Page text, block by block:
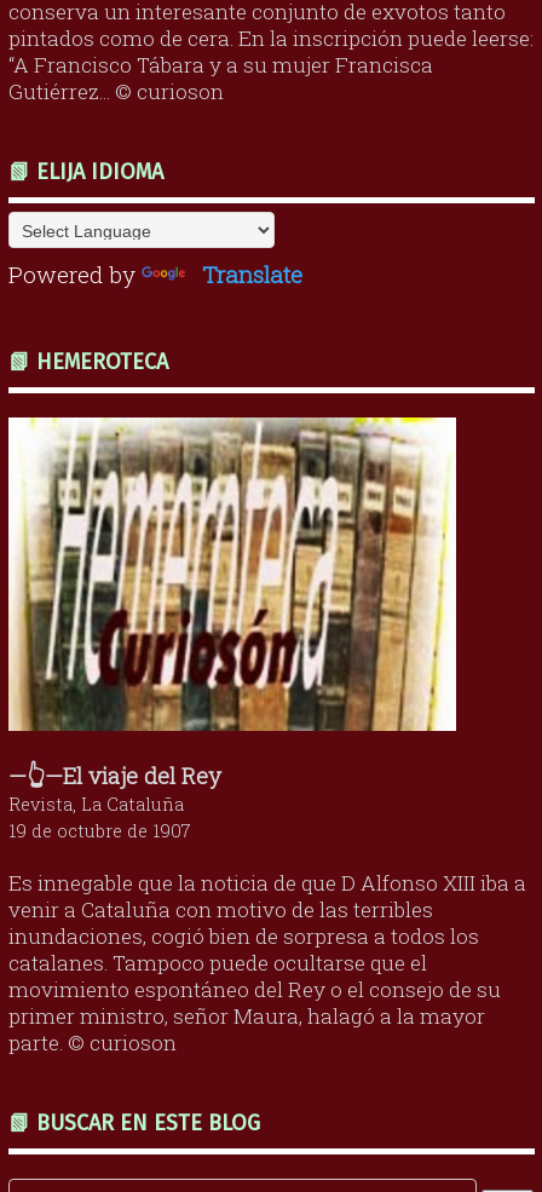
conserva un interesante conjunto de exvotos tanto
pintados como de cera. En la inscripción puede leerse:
“A Francisco Tábara y a su mujer Francisca
Gutiérrez... © curioson
📗 ELIJA IDIOMA
Powered by Translate
📗 HEMEROTECA
—👆—El viaje del Rey
Revista, La Cataluña
19 de octubre de 1907
Es innegable que la noticia de que D Alfonso XIII iba a
venir a Cataluña con motivo de las terribles
inundaciones, cogió bien de sorpresa a todos los
catalanes. Tampoco puede ocultarse que el
movimiento espontáneo del Rey o el consejo de su
primer ministro, señor Maura, halagó a la mayor
parte. © curioson
📗 BUSCAR EN ESTE BLOG